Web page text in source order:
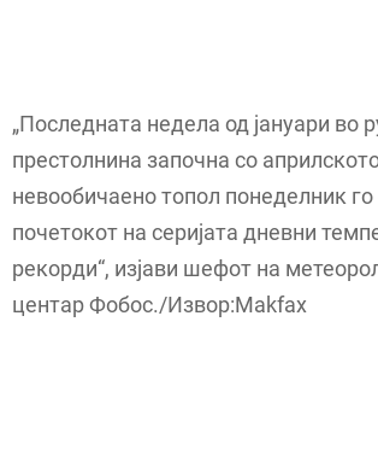
„Последната недела од јануари во
престолнина започна со
невообичаено топол понеделник го
почетокот на серијата дневни
рекорди“, изјави шефот на
центар Фобос./Извор:Makfax